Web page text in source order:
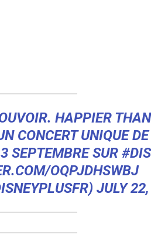
HAPPIER
CONCERT UNIQUE DE
SEPTEMBRE SUR
OQPJDHSWBJ
JULY